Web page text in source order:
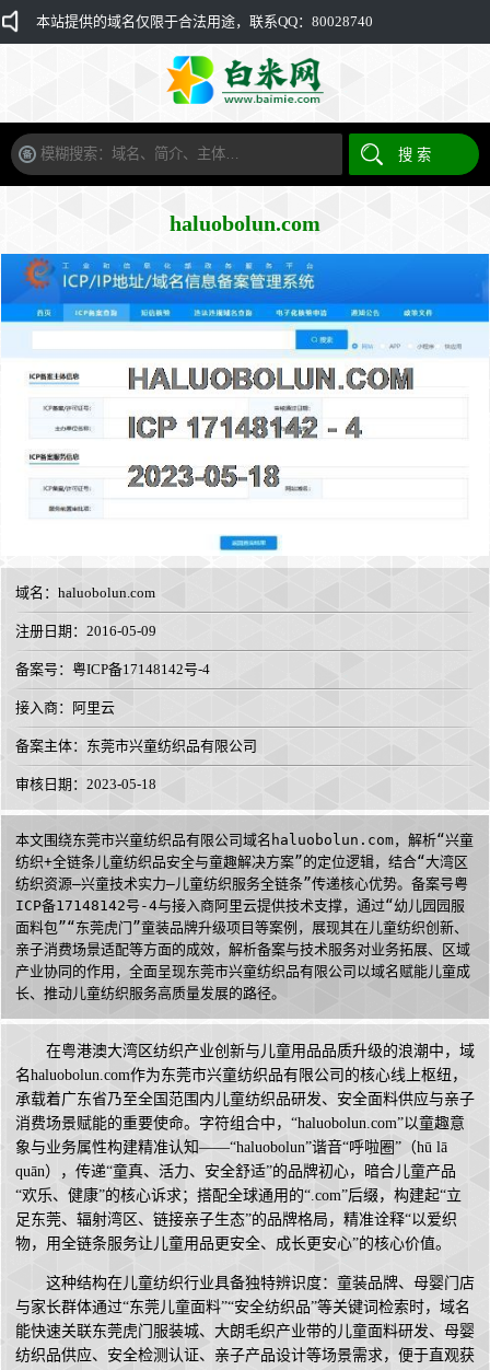
本站提供的域名仅限于合法用途，联系QQ：80028740
haluobolun.com
域名： haluobolun.com
注册日期：2016-05-09
备案号：粤ICP备17148142号-4
接入商： 阿里云
备案主体：东莞市兴童纺织品有限公司
审核日期：2023-05-18
本文围绕东莞市兴童纺织品有限公司域名haluobolun.com，解析“兴童
纺织+全链条儿童纺织品安全与童趣解决方案”的定位逻辑，结合“大湾区
纺织资源—兴童技术实力—儿童纺织服务全链条”传递核心优势。备案号粤
ICP备17148142号-4与接入商阿里云提供技术支撑，通过“幼儿园园服
面料包”“东莞虎门”童装品牌升级项目等案例，展现其在儿童纺织创新、
亲子消费场景适配等方面的成效，解析备案与技术服务对业务拓展、区域
产业协同的作用，全面呈现东莞市兴童纺织品有限公司以域名赋能儿童成
长、推动儿童纺织服务高质量发展的路径。
在粤港澳大湾区纺织产业创新与儿童用品品质升级的浪潮中，域
名haluobolun.com作为东莞市兴童纺织品有限公司的核心线上枢纽，
承载着广东省乃至全国范围内儿童纺织品研发、安全面料供应与亲子
消费场景赋能的重要使命。字符组合中，“haluobolun.com”以童趣意
象与业务属性构建精准认知——“haluobolun”谐音“呼啦圈”（hū lā
quān），传递“童真、活力、安全舒适”的品牌初心，暗合儿童产品
“欢乐、健康”的核心诉求；搭配全球通用的“.com”后缀，构建起“立
足东莞、辐射湾区、链接亲子生态”的品牌格局，精准诠释“以爱织
物，用全链条服务让儿童用品更安全、成长更安心”的核心价值。
这种结构在儿童纺织行业具备独特辨识度：童装品牌、母婴门店
与家长群体通过“东莞儿童面料”“安全纺织品”等关键词检索时，域名
能快速关联东莞虎门服装城、大朗毛织产业带的儿童面料研发、母婴
纺织品供应、安全检测认证、亲子产品设计等场景需求，便于直观获